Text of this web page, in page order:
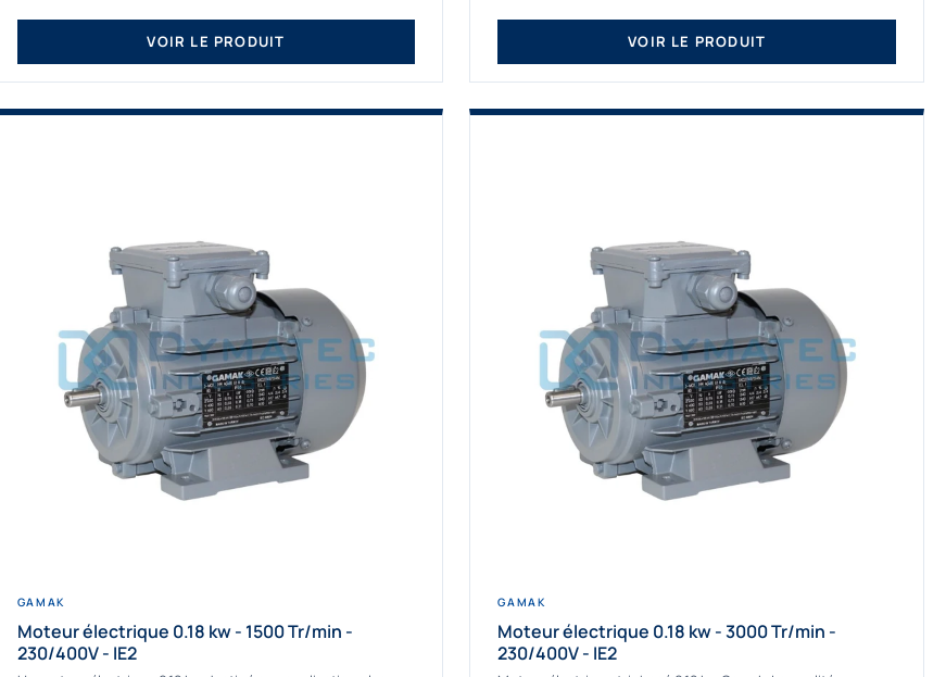
VOIR LE PRODUIT VOIR LE PRODUIT
GAMAK
Moteur électrique 0.18 kw - 1500 Tr/min -
230/400V - IE2
GAMAK
Moteur électrique 0.18 kw - 3000 Tr/min -
230/400V - IE2